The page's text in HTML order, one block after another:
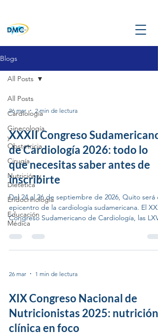
Blogs
All Posts
Cardiología
Ginecología
y
Obstetricia
Cirugía
Nutrición y
Dietética
Endocrinología
Educación
Médica
All Posts
26 mar 2 min de lectura
XXXII Congreso Sudamericano
de Cardiología 2026: todo lo
que necesitas saber antes de
inscribirte
Del 24 al 26 de septiembre de 2026, Quito será el
epicentro de la cardiología sudamericana. El
Congreso Sudamericano de Cardiología, las LXV
Jornadas Internacionales de Cardiología y el VI
Congreso Ecuatoriano de Arritmias Cardíacas se
celebran juntos en el Hotel Swissotel Quito — el
en 2026. ¿Por qué este congreso es diferente?
26 mar 1 min de lectura
XIX Congreso Nacional de
Nutricionistas 2025: nutrición
clínica en foco